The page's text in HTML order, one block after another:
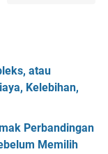
atau
Kelebihan,
Perbandingan
Memilih